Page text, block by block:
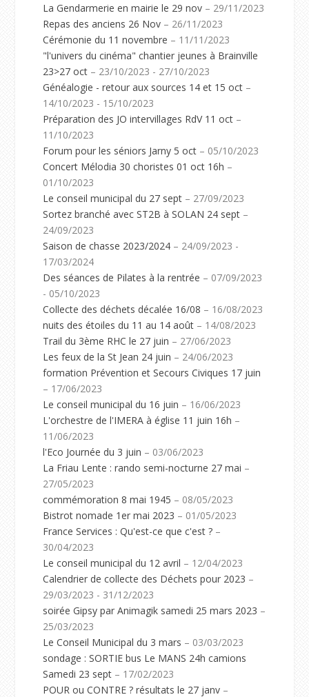
La Gendarmerie en mairie le 29 nov – 29/11/2023
Repas des anciens 26 Nov – 26/11/2023
Cérémonie du 11 novembre – 11/11/2023
"l'univers du cinéma" chantier jeunes à Brainville
23>27 oct – 23/10/2023 - 27/10/2023
Généalogie - retour aux sources 14 et 15 oct –
14/10/2023 - 15/10/2023
Préparation des JO intervillages RdV 11 oct –
11/10/2023
Forum pour les séniors Jarny 5 oct – 05/10/2023
Concert Mélodia 30 choristes 01 oct 16h –
01/10/2023
Le conseil municipal du 27 sept – 27/09/2023
Sortez branché avec ST2B à SOLAN 24 sept –
24/09/2023
Saison de chasse 2023/2024 – 24/09/2023 -
17/03/2024
Des séances de Pilates à la rentrée – 07/09/2023
- 05/10/2023
Collecte des déchets décalée 16/08 – 16/08/2023
nuits des étoiles du 11 au 14 août – 14/08/2023
Trail du 3ème RHC le 27 juin – 27/06/2023
Les feux de la St Jean 24 juin – 24/06/2023
formation Prévention et Secours Civiques 17 juin
– 17/06/2023
Le conseil municipal du 16 juin – 16/06/2023
L'orchestre de l'IMERA à église 11 juin 16h –
11/06/2023
l'Eco Journée du 3 juin – 03/06/2023
La Friau Lente : rando semi-nocturne 27 mai –
27/05/2023
commémoration 8 mai 1945 – 08/05/2023
Bistrot nomade 1er mai 2023 – 01/05/2023
France Services : Qu'est-ce que c'est ? –
30/04/2023
Le conseil municipal du 12 avril – 12/04/2023
Calendrier de collecte des Déchets pour 2023 –
29/03/2023 - 31/12/2023
soirée Gipsy par Animagik samedi 25 mars 2023 –
25/03/2023
Le Conseil Municipal du 3 mars – 03/03/2023
sondage : SORTIE bus Le MANS 24h camions
Samedi 23 sept – 17/02/2023
POUR ou CONTRE ? résultats le 27 janv –